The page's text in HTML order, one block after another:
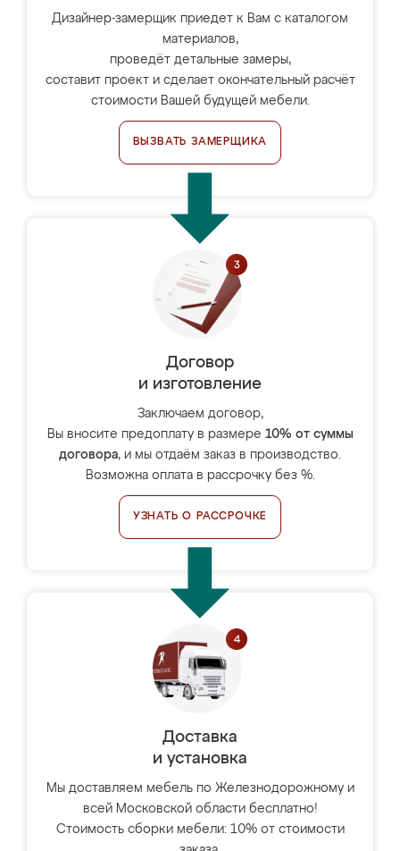
Дизайнер-замерщик приедет к Вам с каталогом
материалов,
проведёт детальные замеры,
составит проект и сделает окончательный расчёт
стоимости Вашей будущей мебели.
ВЫЗВАТЬ ЗАМЕРЩИКА
Договор
и изготовление
Заключаем договор,
Вы вносите предоплату в размере 10% от суммы
договора, и мы отдаём заказ в производство.
Возможна оплата в рассрочку без %.
УЗНАТЬ О РАССРОЧКЕ
Доставка
и установка
Мы доставляем мебель по Железнодорожному и
всей Московской области бесплатно!
Стоимость сборки мебели: 10% от стоимости